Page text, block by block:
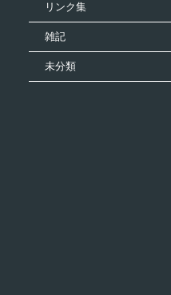
リンク集
雑記
未分類